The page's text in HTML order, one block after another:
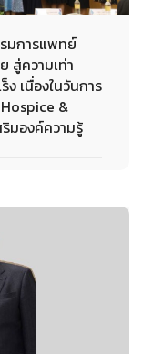
มการแพทย์
สู่ความเท่า
เนื่องในวันการ
&
มองค์ความรู้